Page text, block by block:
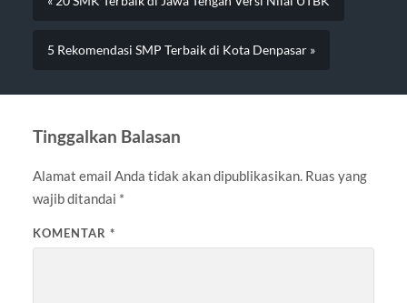
5 Rekomendasi SMP Terbaik di Kota Denpasar »
Tinggalkan Balasan
Alamat email Anda tidak akan dipublikasikan. Ruas yang
wajib ditandai *
KOMENTAR *